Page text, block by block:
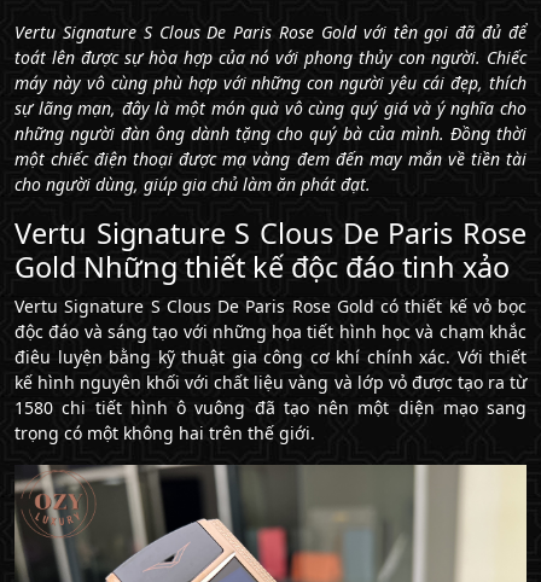
Vertu Signature S Clous De Paris Rose Gold với tên gọi đã đủ để
toát lên được sự hòa hợp của nó với phong thủy con người. Chiếc
máy này vô cùng phù hợp với những con người yêu cái đẹp, thích
sự lãng mạn, đây là một món quà vô cùng quý giá và ý nghĩa cho
những người đàn ông dành tặng cho quý bà của mình. Đồng thời
một chiếc điện thoại được mạ vàng đem đến may mắn về tiền tài
cho người dùng, giúp gia chủ làm ăn phát đạt.
Vertu Signature S Clous De Paris Rose
Gold Những thiết kế độc đáo tinh xảo
Vertu Signature S Clous De Paris Rose Gold có thiết kế vỏ bọc
độc đáo và sáng tạo với những họa tiết hình học và chạm khắc
điêu luyện bằng kỹ thuật gia công cơ khí chính xác. Với thiết
kế hình nguyên khối với chất liệu vàng và lớp vỏ được tạo ra từ
1580 chi tiết hình ô vuông đã tạo nên một diện mạo sang
trọng có một không hai trên thế giới.